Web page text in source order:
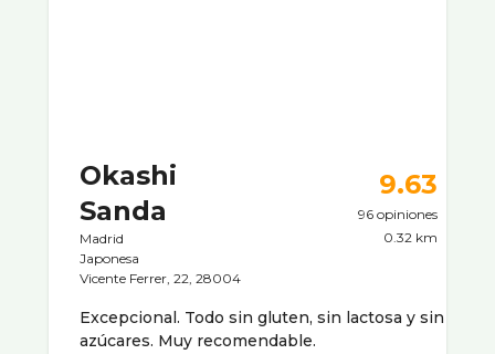
Okashi
Sanda
Madrid
Japonesa
Vicente Ferrer, 22, 28004
9.63
96 opiniones
0.32 km
Excepcional. Todo sin gluten, sin lactosa y sin
azúcares. Muy recomendable.